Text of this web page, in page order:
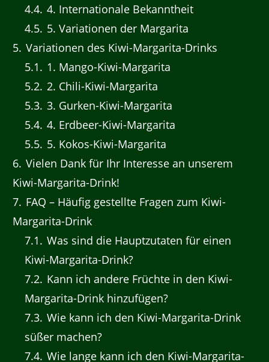
4.4 4. Internationale Bekanntheit
4.5 5. Variationen der Margarita
5 Variationen des Kiwi-Margarita-Drinks
5.1
1. Mango-Kiwi-Margarita
5.2 2. Chili-Kiwi-Margarita
5.3 3. Gurken-Kiwi-Margarita
5.4 4. Erdbeer-Kiwi-Margarita
5.5 5. Kokos-Kiwi-Margarita
6 Vielen Dank für Ihr Interesse an unserem
Kiwi-Margarita-Drink!
7 FAQ – Häufig gestellte Fragen zum Kiwi-
Margarita-Drink
7.1
Was sind die Hauptzutaten für einen
Kiwi-Margarita-Drink?
7.2 Kann ich andere Früchte in den Kiwi-
Margarita-Drink hinzufügen?
7.3 Wie kann ich den Kiwi-Margarita-Drink
süßer machen?
7.4 Wie lange kann ich den Kiwi-Margarita-